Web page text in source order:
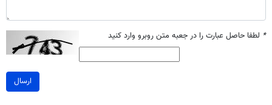
* لطفا حاصل عبارت را در جعبه متن روبرو وارد کنید
ارسال